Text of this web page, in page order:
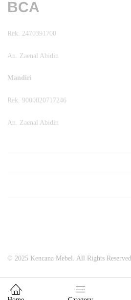
BCA
Rek. 2470391700
An. Zaenal Abidin
Mandiri
Rek. 9000020717246
An. Zaenal Abidin
© 2025 Kencana Mebel. All Rights Reserved